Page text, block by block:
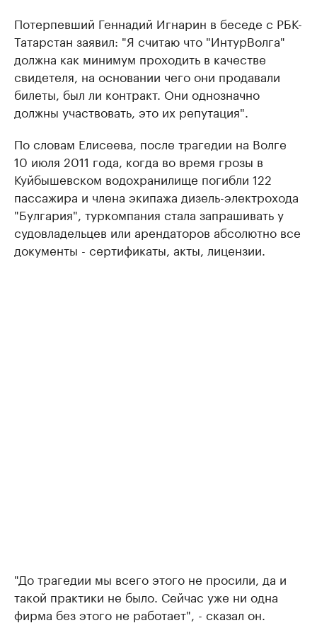
Потерпевший Геннадий Игнарин в беседе с РБК-
Татарстан заявил: "Я считаю что "ИнтурВолга"
должна как минимум проходить в качестве
свидетеля, на основании чего они продавали
билеты, был ли контракт. Они однозначно
должны участвовать, это их репутация".
По словам Елисеева, после трагедии на Волге
10 июля 2011 года, когда во время грозы в
Куйбышевском водохранилище погибли 122
пассажира и члена экипажа дизель-электрохода
"Булгария", туркомпания стала запрашивать у
судовладельцев или арендаторов абсолютно все
документы - сертификаты, акты, лицензии.
"До трагедии мы всего этого не просили, да и
такой практики не было. Сейчас уже ни одна
фирма без этого не работает", - сказал он.